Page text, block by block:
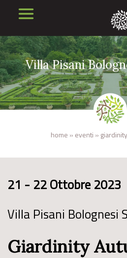
Villa Pisani
home » eventi »
21 - 22 Ottobre 2023
Villa Pisani Bolognesi
Giardinity